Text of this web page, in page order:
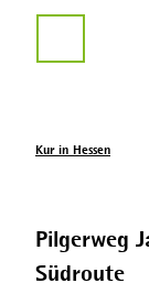
Kur in Hessen
Pilgerweg
Südroute